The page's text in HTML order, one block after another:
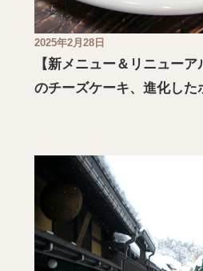
2025年2月28日
【新メニュー＆リニュー
のチーズケーキ、進化した